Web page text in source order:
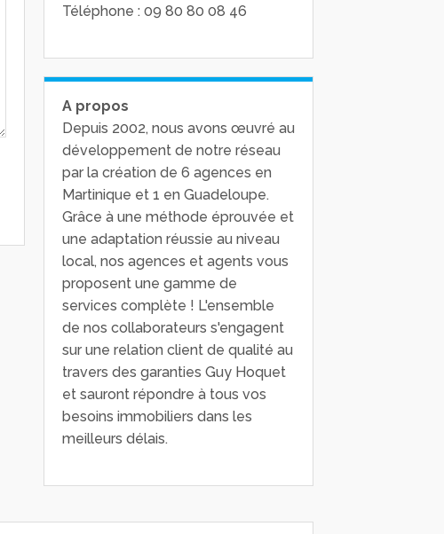
Téléphone : 09 80 80 08 46
A propos
Depuis 2002, nous avons œuvré au
développement de notre réseau
par la création de 6 agences en
Martinique et 1 en Guadeloupe.
Grâce à une méthode éprouvée et
une adaptation réussie au niveau
local, nos agences et agents vous
proposent une gamme de
services complète ! L'ensemble
de nos collaborateurs s'engagent
sur une relation client de qualité au
travers des garanties Guy Hoquet
et sauront répondre à tous vos
besoins immobiliers dans les
meilleurs délais.